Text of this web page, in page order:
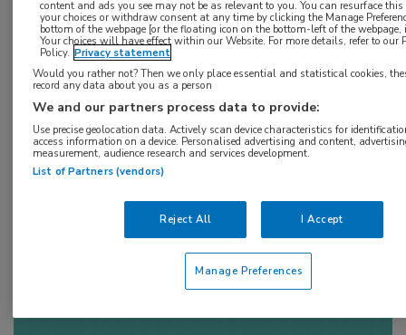
Log hier in om volledige
toegang te krijgen.
Account maken
Tags:
herseninfarct
content and ads you see may not be as relevant to you. You can resurface
your choices or withdraw consent at any time by clicking the Manage
bottom of the webpage [or the floating icon on the bottom-left of the webpage,
Your choices will have effect within our Website. For more details, refer to our
Policy. Privacy statement
Would you rather not? Then we only place essential and statistical cookies,
record any data about you as a person
We and our partners process data to provide:
Use precise geolocation data. Actively scan device characteristics for
access information on a device. Personalised advertising and content,
measurement, audience research and services development.
List of Partners (vendors)
Reject All I Accept
Manage Preferences